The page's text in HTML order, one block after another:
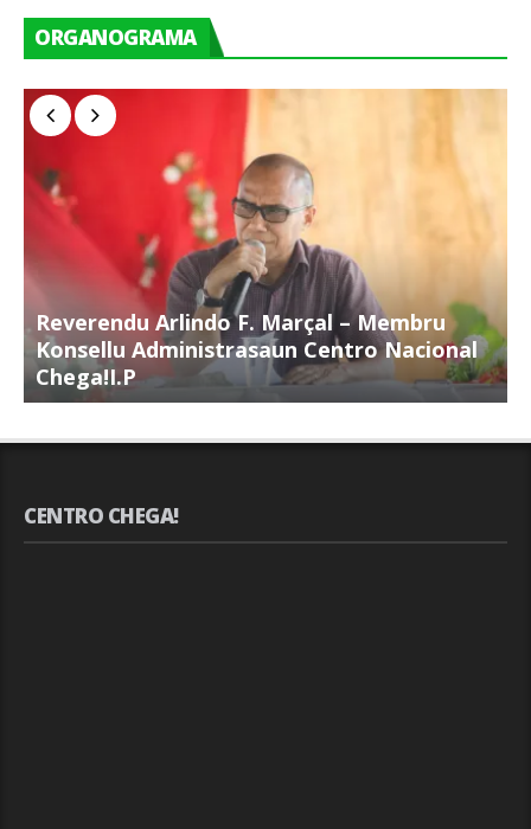
ORGANOGRAMA
Reverendu Arlindo F. Marçal – Membru
Konsellu Administrasaun Centro Nacional
Chega!I.P
CENTRO CHEGA!